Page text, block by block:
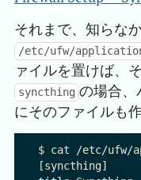
それまで、知らな
/etc/ufw/
ァイルを置けば、
syncthing の場合、
にそのファイルも
$ cat /etc/ufw/
[syncthing]